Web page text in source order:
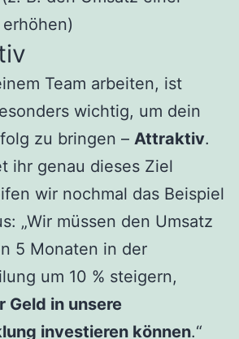
erhöhen)
Team arbeiten, ist
wichtig, um dein
zu bringen – Attraktiv.
ihr genau dieses Ziel
wir nochmal das Beispiel
„Wir müssen den Umsatz
5 Monaten in der
um 10 % steigern,
Geld in unsere
investieren können.“